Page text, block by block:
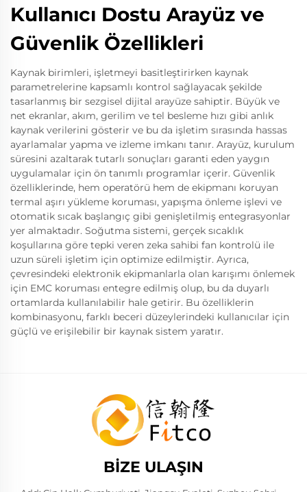
Kullanıcı Dostu Arayüz ve
Güvenlik Özellikleri
Kaynak birimleri, işletmeyi basitleştirirken kaynak
parametrelerine kapsamlı kontrol sağlayacak şekilde
tasarlanmış bir sezgisel dijital arayüze sahiptir. Büyük ve
net ekranlar, akım, gerilim ve tel besleme hızı gibi anlık
kaynak verilerini gösterir ve bu da işletim sırasında hassas
ayarlamalar yapma ve izleme imkanı tanır. Arayüz, kurulum
süresini azaltarak tutarlı sonuçları garanti eden yaygın
uygulamalar için ön tanımlı programlar içerir. Güvenlik
özelliklerinde, hem operatörü hem de ekipmanı koruyan
termal aşırı yükleme koruması, yapışma önleme işlevi ve
otomatik sıcak başlangıç gibi genişletilmiş entegrasyonlar
yer almaktadır. Soğutma sistemi, gerçek sıcaklık
koşullarına göre tepki veren zeka sahibi fan kontrolü ile
uzun süreli işletim için optimize edilmiştir. Ayrıca,
çevresindeki elektronik ekipmanlarla olan karışımı önlemek
için EMC koruması entegre edilmiş olup, bu da duyarlı
ortamlarda kullanılabilir hale getirir. Bu özelliklerin
kombinasyonu, farklı beceri düzeylerindeki kullanıcılar için
güçlü ve erişilebilir bir kaynak sistem yaratır.
BIZE ULAŞIN